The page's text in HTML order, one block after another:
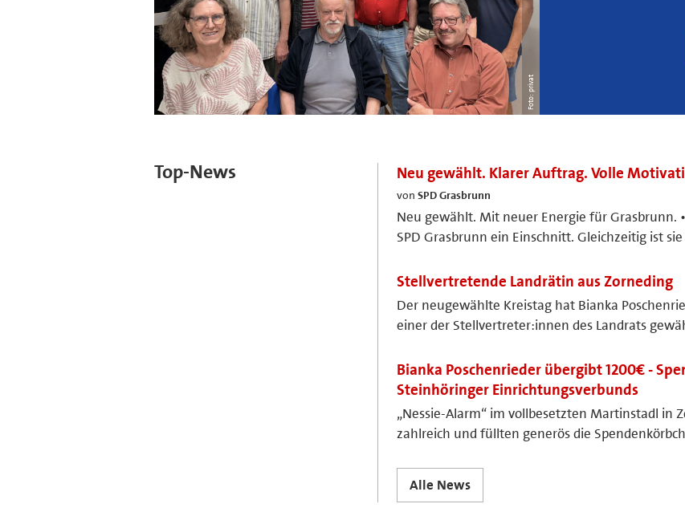
Foto: privat
Top-News Neu gewählt. Klarer Auftrag. Volle
vonSPD Grasbrunn
Neu gewählt. Mit neuer Energie für Grasbrunn.
SPD Grasbrunn ein Einschnitt. Gleichzeitig ist
Stellvertretende Landrätin aus Zorneding
Der neugewählte Kreistag hat Bianka
einer der Stellvertreter:innen des Landrats
Bianka Poschenrieder übergibt 1200€ -
Steinhöringer Einrichtungsverbunds
„Nessie-Alarm“ im vollbesetzten Martinstadl in
zahlreich und füllten generös die
Alle News